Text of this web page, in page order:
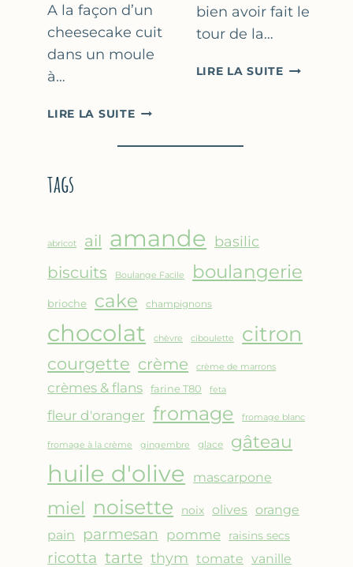
A la façon d’un
cheesecake cuit
dans un moule
à…
LIRE LA SUITETERRINE
YAOURT
&
ROUGES
bien avoir fait le
tour de la…
LIRE LA SUITEASPERGES
tags
abricot ail amande basilic
biscuits Boulange Facile boulangerie
brioche cake champignons
chocolat chèvre ciboulette citron
courgette crème crème de marrons
crèmes & flans farine T80 feta
fleur d'oranger fromage fromage blanc
fromage à la crème gingembre glace gâteau
huile d'olive mascarpone
miel noisette noix olives orange
pain
parmesan pomme raisins secs
ricotta tarte thym tomate vanille